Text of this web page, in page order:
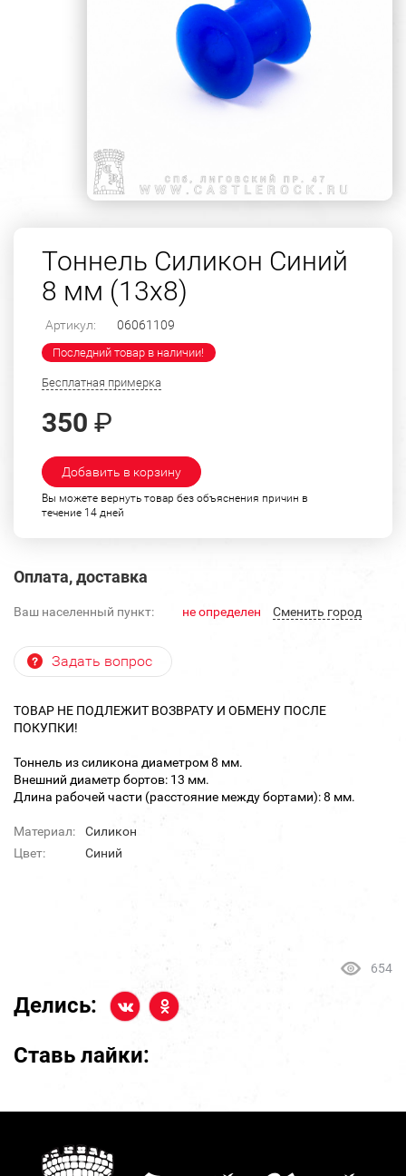
Тоннель Силикон Синий
8 мм (13х8)
Артикул: 06061109
Последний товар в наличии!
Бесплатная примерка
350 ₽
Добавить в корзину
Вы можете вернуть товар без объяснения причин в
течение 14 дней
Оплата, доставка
Ваш населенный пункт: не определен Cменить город
Задать вопрос
ТОВАР НЕ ПОДЛЕЖИТ ВОЗВРАТУ И ОБМЕНУ ПОСЛЕ
ПОКУПКИ!
Тоннель из силикона диаметром 8 мм.
Внешний диаметр бортов: 13 мм.
Длина рабочей части (расстояние между бортами): 8 мм.
Материал:
Силикон
Цвет:
Синий
654
Делись:
Ставь лайки: